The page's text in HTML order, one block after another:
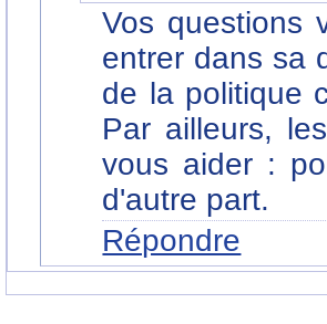
Vos questions
entrer dans sa
de la politique
Par ailleurs,
vous aider :
d'autre part.
Répondre